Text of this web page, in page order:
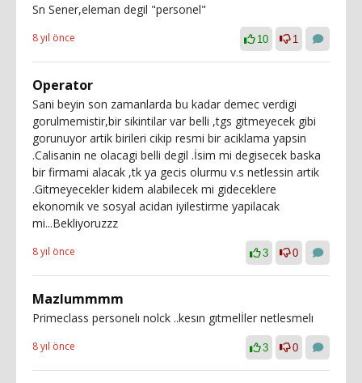
Sn Sener,eleman degil "personel"
8 yıl önce 10 1
Operator
Sani beyin son zamanlarda bu kadar demec verdigi
gorulmemistir,bir sikintilar var belli ,tgs gitmeyecek gibi
gorunuyor artik birileri cikip resmi bir aciklama yapsin
.Calisanin ne olacagi belli degil .İsim mi degisecek baska
bir firmami alacak ,tk ya gecis olurmu v.s netlessin artik
.Gitmeyecekler kidem alabilecek mi gideceklere
ekonomik ve sosyal acidan iyilestirme yapilacak
mi...Bekliyoruzzz
8 yıl önce 3 0
Mazlummmm
Primeclass personelı nolck ..kesın gıtmelİler netlesmelı
8 yıl önce 3 0